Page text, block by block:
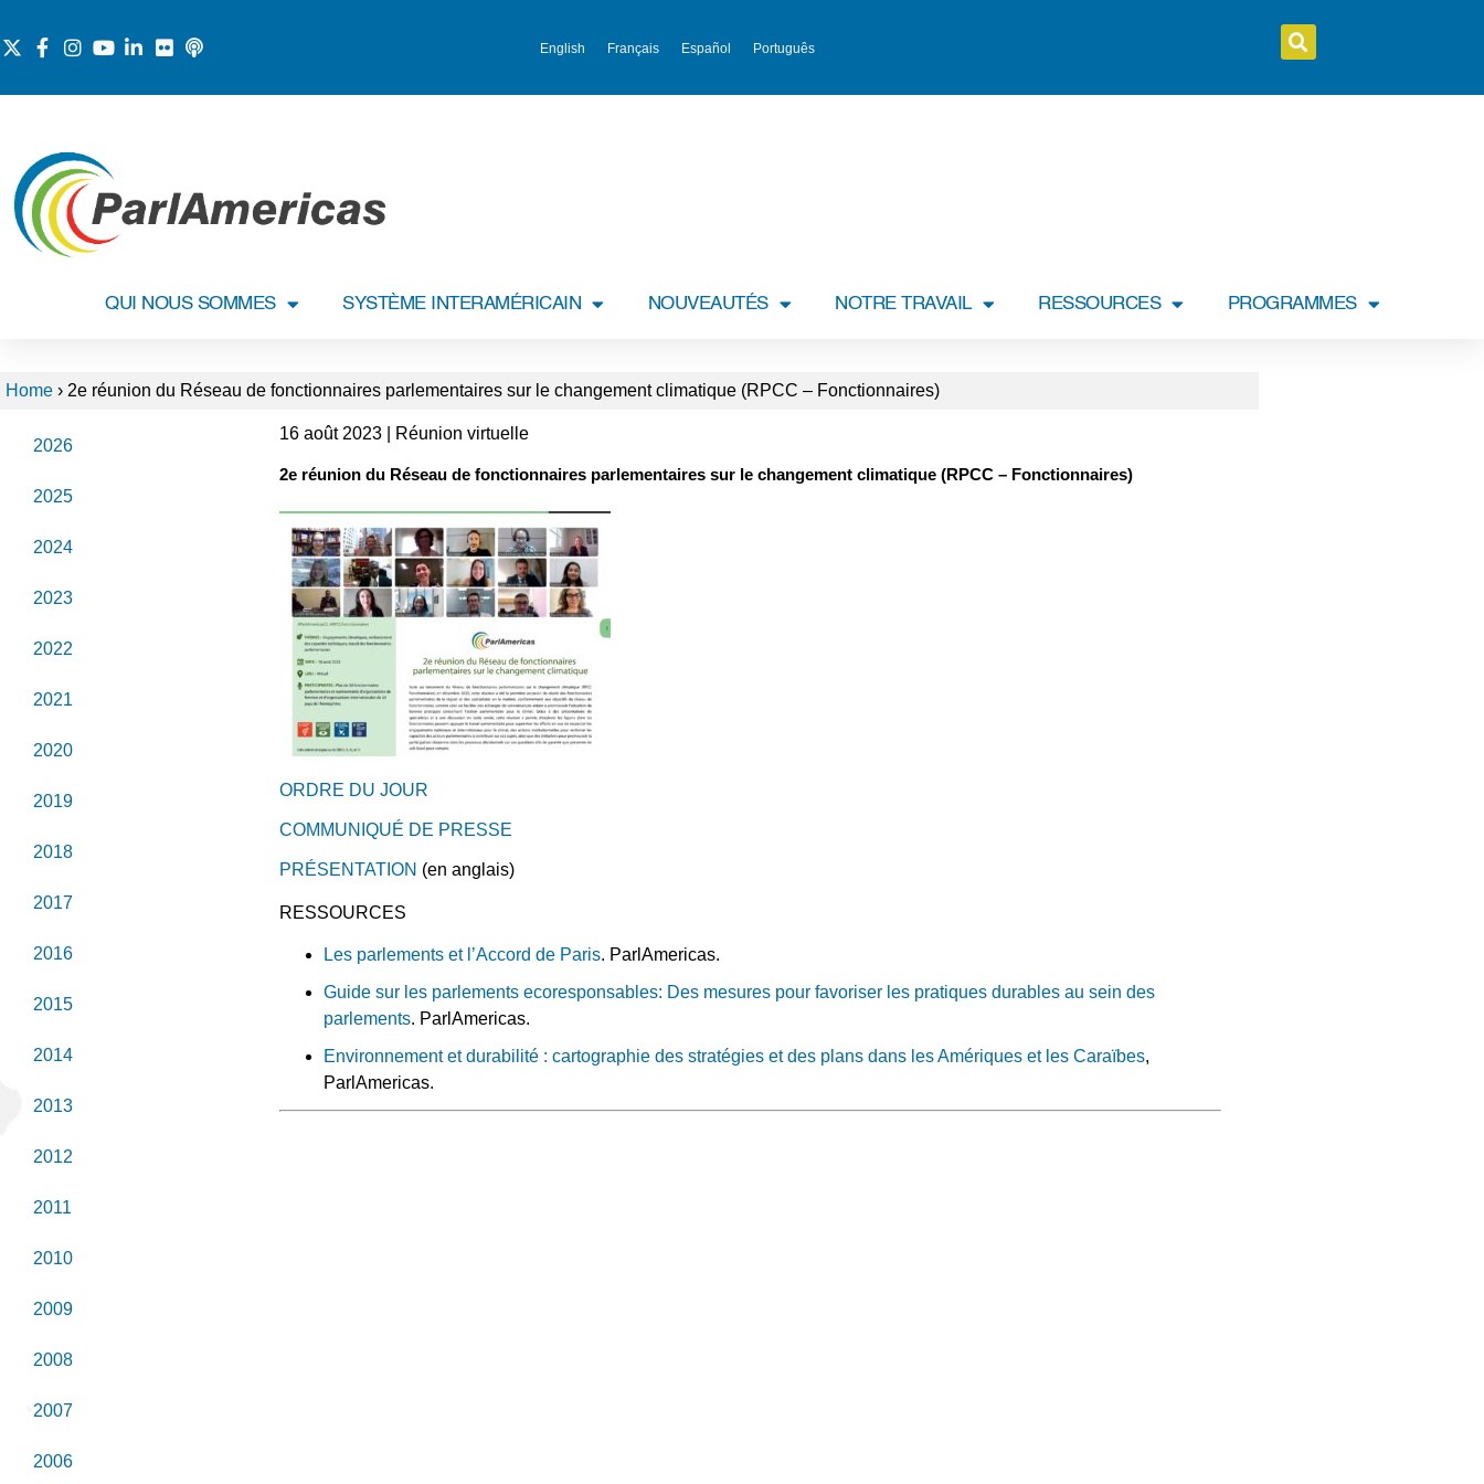
English Français Español Português
QUI NOUS SOMMES SYSTÈME INTERAMÉRICAIN NOUVEAUTÉS NOTRE TRAVAIL RESSOURCES PROGRAMMES
Home › 2e réunion du Réseau de fonctionnaires parlementaires sur le changement climatique (RPCC – Fonctionnaires)
2026
2025
2024
2023
2022
2021
2020
2019
2018
2017
2016
2015
2014
2013
2012
2011
2010
2009
2008
2007
2006
16 août 2023 | Réunion virtuelle
2e réunion du Réseau de fonctionnaires parlementaires sur le changement climatique (RPCC – Fonctionnaires)
ORDRE DU JOUR
COMMUNIQUÉ DE PRESSE
PRÉSENTATION (en anglais)
RESSOURCES
Les parlements et l’Accord de Paris. ParlAmericas.
Guide sur les parlements ecoresponsables: Des mesures pour favoriser les pratiques durables au sein des
parlements. ParlAmericas.
Environnement et durabilité : cartographie des stratégies et des plans dans les Amériques et les Caraïbes,
ParlAmericas.